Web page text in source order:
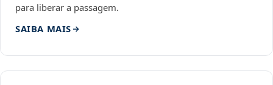
para liberar a passagem.
SAIBA MAIS